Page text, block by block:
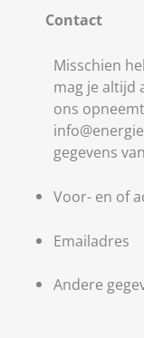
Contact
Misschien
mag je altijd
ons
gegevens
Voor- en of
Emailadres
Andere